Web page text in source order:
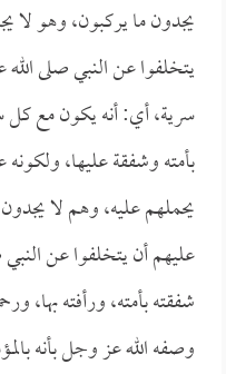
يجدون ما يركبون، وهو لا
يتخلفوا عن النبي صلى
سرية، أي: أنه يكون مع كل
بأمته وشفقة عليها،
يحملهم عليه، وهم لا
عليهم أن يتخلفوا عن
شفقته بأمته، ورأفته بها،
وصفه الله عز وجل بأنه